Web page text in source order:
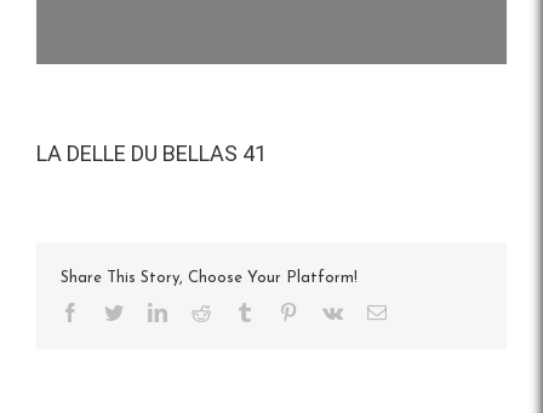
LA DELLE DU BELLAS 41
Share This Story, Choose Your Platform!
Facebook
TwitterLinkedInReddit Tumblr Pinterest
Vk Email